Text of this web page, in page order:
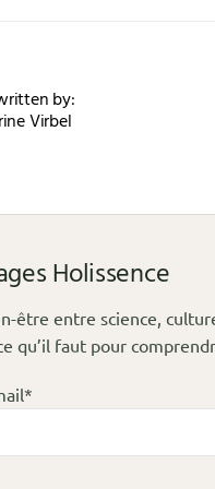
by:
Virbel
Holissence
être entre science,
qu’il faut pour